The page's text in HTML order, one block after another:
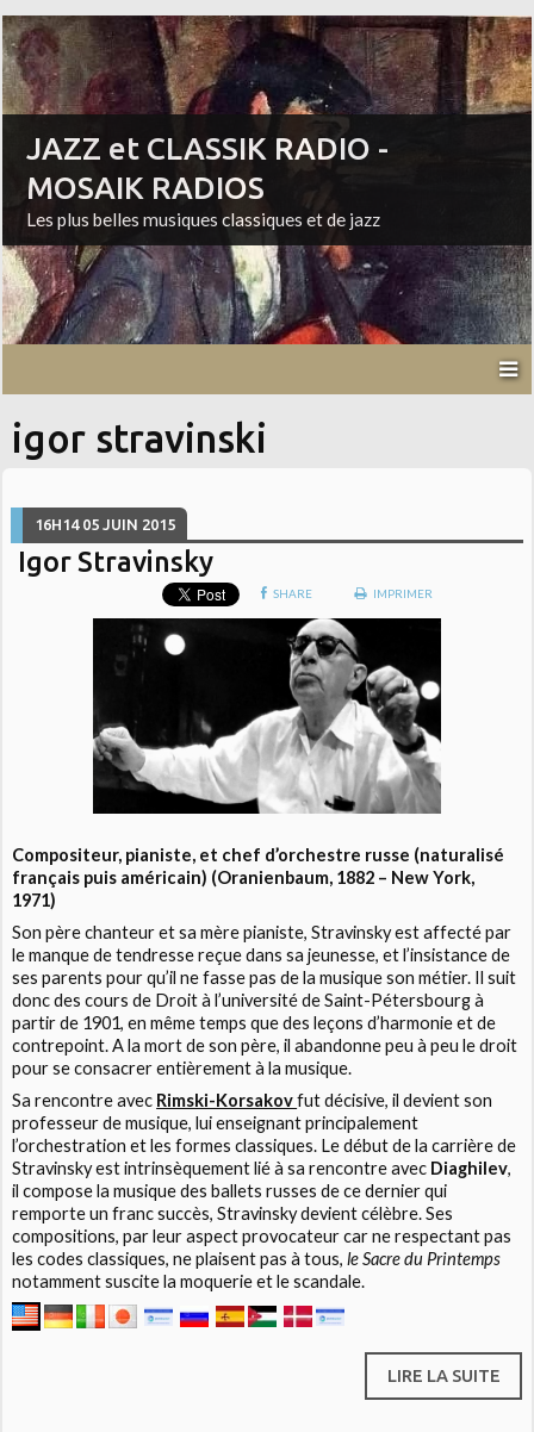
JAZZ et CLASSIK RADIO -
MOSAIK RADIOS
Les plus belles musiques classiques et de jazz
igor stravinski
16H14 05 JUIN 2015
Igor Stravinsky
SHARE IMPRIMER
Compositeur, pianiste, et chef d’orchestre russe (naturalisé
français puis américain) (Oranienbaum, 1882 – New York,
1971)
Son père chanteur et sa mère pianiste, Stravinsky est affecté par
le manque de tendresse reçue dans sa jeunesse, et l’insistance de
ses parents pour qu’il ne fasse pas de la musique son métier. Il suit
donc des cours de Droit à l’université de Saint-Pétersbourg à
partir de 1901, en même temps que des leçons d’harmonie et de
contrepoint. A la mort de son père, il abandonne peu à peu le droit
pour se consacrer entièrement à la musique.
Sa rencontre avec Rimski-Korsakovfut décisive, il devient son
professeur de musique, lui enseignant principalement
l’orchestration et les formes classiques. Le début de la carrière de
Stravinsky est intrinsèquement lié à sa rencontre avec Diaghilev,
il compose la musique des ballets russes de ce dernier qui
remporte un franc succès, Stravinsky devient célèbre. Ses
compositions, par leur aspect provocateur car ne respectant pas
les codes classiques, ne plaisent pas à tous,le Sacre du Printemps
notamment suscite la moquerie et le scandale.
LIRE LA SUITE